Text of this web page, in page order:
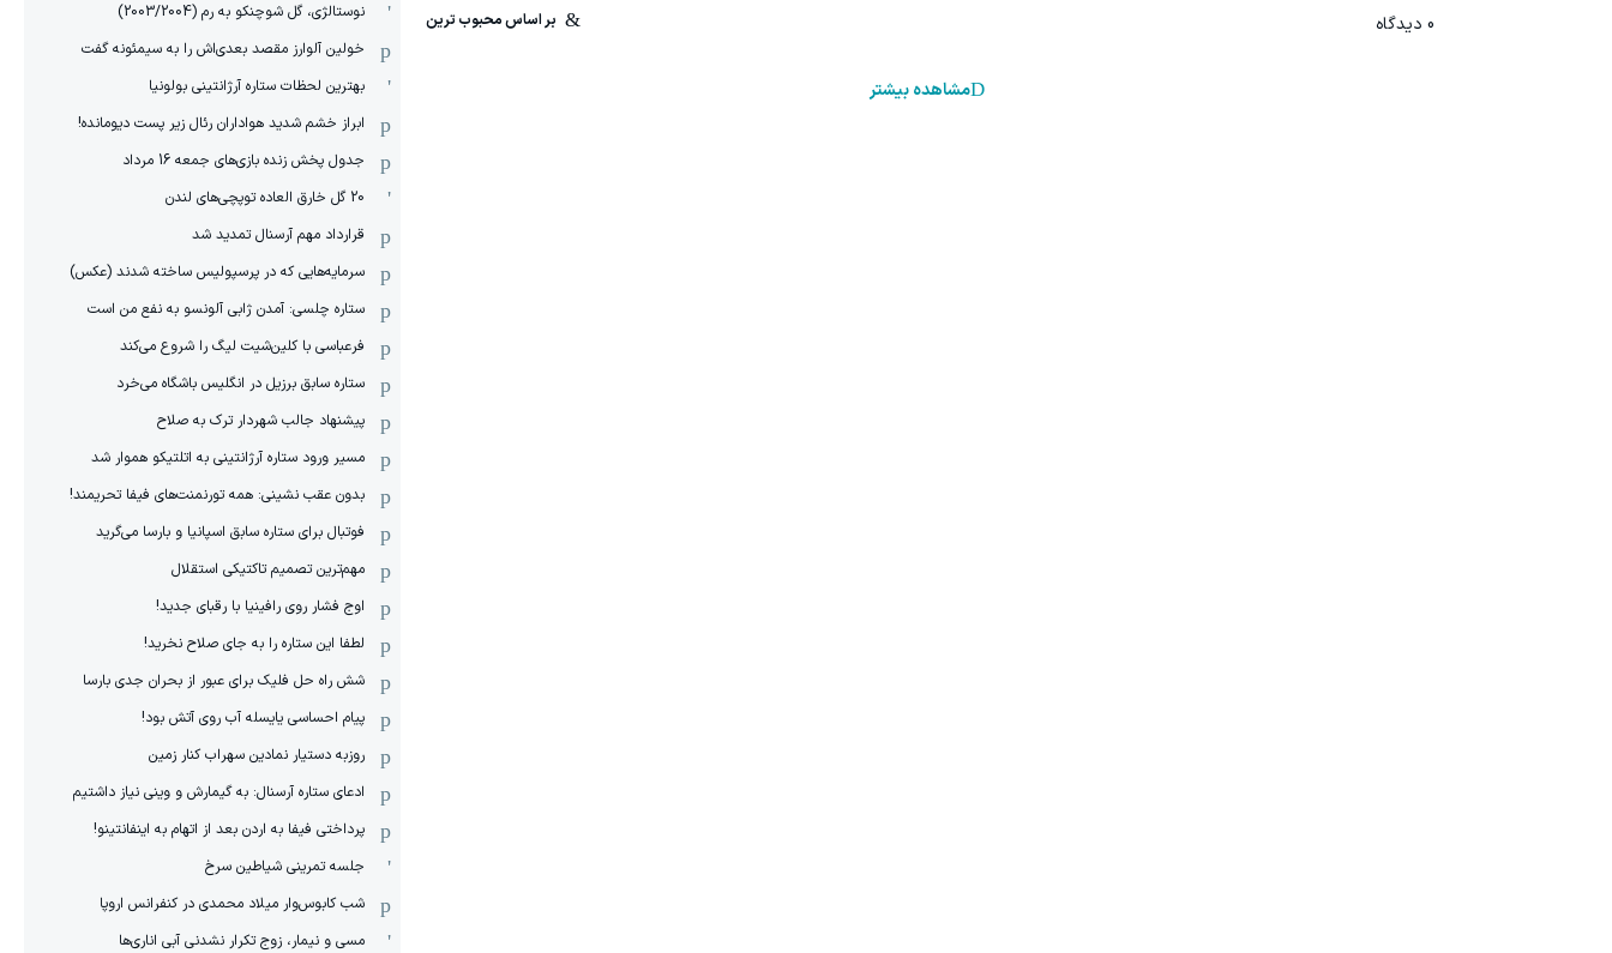
0 دیدگاه
مشاهده بیشتر
نوستالژی، گل شوچنکو به رم (2003/2004)
خولین آلوارز مقصد بعدی‌اش را به سیمئونه گفت
بهترین لحظات ستاره آرژانتینی بولونیا
ابراز خشم شدید هواداران رئال زیر پست دیومانده!
جدول پخش زنده بازی‌های جمعه 16 مرداد
20 گل خارق العاده توپچی‌های لندن
قرارداد مهم آرسنال تمدید شد
سرمایه‌هایی که در پرسپولیس ساخته شدند (عکس)
ستاره چلسی: آمدن ژابی آلونسو به نفع من است
فرعباسی با کلین‌شیت لیگ را شروع می‌کند
ستاره سابق برزیل در انگلیس باشگاه می‌خرد
پیشنهاد جالب شهردار ترک به صلاح
مسیر ورود ستاره آرژانتینی به اتلتیکو هموار شد
بدون عقب نشینی: همه تورنمنت‌های فیفا تحریمند!
فوتبال برای ستاره سابق اسپانیا و بارسا می‌گرید
مهم‌ترین تصمیم تاکتیکی استقلال
اوج فشار روی رافینیا با رقبای جدید!
لطفا این ستاره را به جای صلاح نخرید!
شش راه حل فلیک برای عبور از بحران جدی بارسا
پیام احساسی یایسله آب روی آتش بود!
روزبه دستیار نمادین سهراب کنار زمین
ادعای ستاره آرسنال: به گیمارش و وینی نیاز داشتیم
پرداختی فیفا به اردن بعد از اتهام به اینفانتینو!
جلسه تمرینی شیاطین سرخ
شب کابوس‌وار میلاد محمدی در کنفرانس اروپا
مسی و نیمار، زوج تکرار نشدنی آبی اناری‌ها